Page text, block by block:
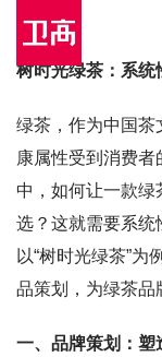
树时光绿茶：系统
绿茶，作为中国茶
康属性受到消费
中，如何让一款绿
选？这就需要系统
以“树时光绿茶”
品策划，为绿茶品
一、品牌策划：塑